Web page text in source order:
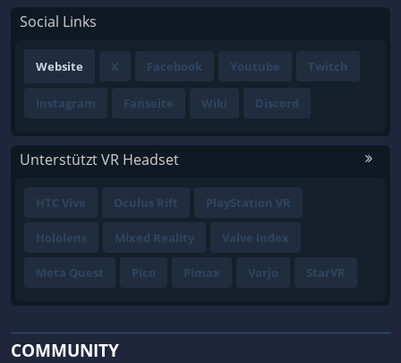
Social Links
Website X Facebook Youtube Twitch
Instagram Fanseite Wiki Discord
Unterstützt VR Headset
HTC Vive Oculus Rift PlayStation VR
Hololens Mixed Reality Valve Index
Meta Quest Pico Pimax Varjo StarVR
COMMUNITY